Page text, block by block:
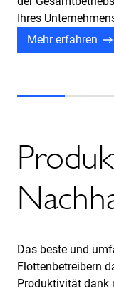
Ihres
Mehr erfahren
Das beste und
Flottenbetreibern
Produktivität dank